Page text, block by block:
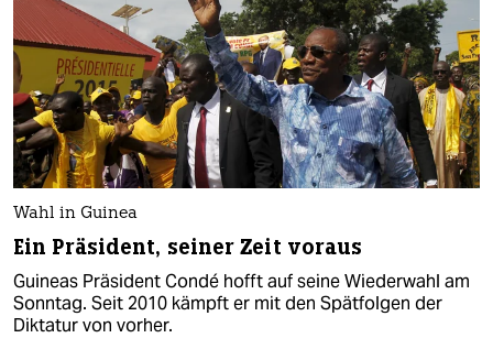
Wahl in Guinea
Ein Präsident, seiner Zeit voraus
Guineas Präsident Condé hofft auf seine Wiederwahl am
Sonntag. Seit 2010 kämpft er mit den Spätfolgen der
Diktatur von vorher.